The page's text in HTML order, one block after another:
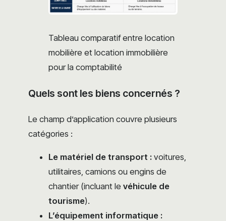
Tableau comparatif entre location
mobilière et location immobilière
pour la comptabilité
Quels sont les biens concernés ?
Le champ d’application couvre plusieurs
catégories :
Le matériel de transport : voitures,
utilitaires, camions ou engins de
chantier (incluant le véhicule de
tourisme).
L’équipement informatique :